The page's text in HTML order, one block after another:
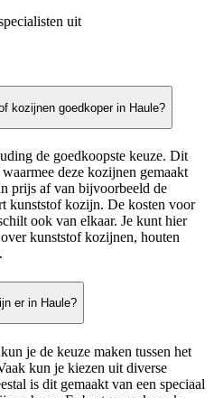
uit
kozijnen goedkoper in Haule?
de goedkoopste keuze. Dit
deze kozijnen gemaakt
prijs af van bijvoorbeeld de
kunststof kozijn. De kosten voor
ook van elkaar. Je kunt hier
kunststof kozijnen, houten
er in Haule?
je de keuze maken tussen het
kun je kiezen uit diverse
is dit gemaakt van een speciaal